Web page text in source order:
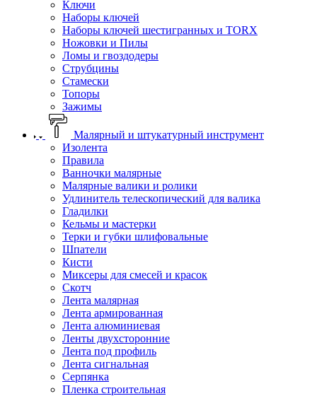
Ключи
Наборы ключей
Наборы ключей шестигранных и TORX
Ножовки и Пилы
Ломы и гвоздодеры
Струбцины
Стамески
Топоры
Зажимы
Малярный и штукатурный инструмент
Изолента
Правила
Ванночки малярные
Малярные валики и ролики
Удлинитель телескопический для валика
Гладилки
Кельмы и мастерки
Терки и губки шлифовальные
Шпатели
Кисти
Миксеры для смесей и красок
Скотч
Лента малярная
Лента армированная
Лента алюминиевая
Ленты двухсторонние
Лента под профиль
Лента сигнальная
Серпянка
Пленка строительная